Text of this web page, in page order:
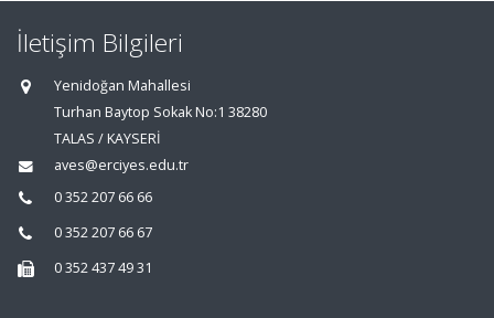
İletişim Bilgileri
Yenidoğan Mahallesi
Turhan Baytop Sokak No:1 38280
TALAS / KAYSERİ
aves@erciyes.edu.tr
0 352 207 66 66
0 352 207 66 67
0 352 437 49 31